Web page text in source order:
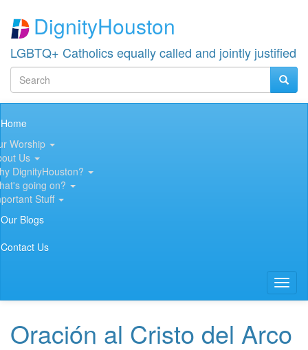
main
content
DignityHouston
LGBTQ+ Catholics equally called and jointly justified
Search
Search
Main
navigation
Home
Worship
Us
DignityHouston?
going on?
Stuff
Our Blogs
Contact Us
Oración al Cristo del Arco